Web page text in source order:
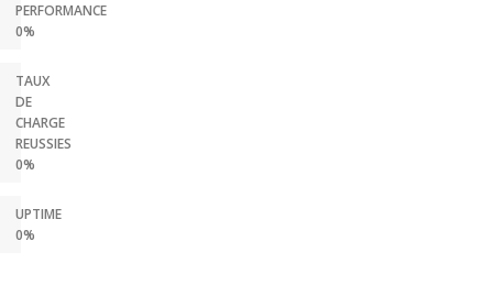
PERFORMANCE
0%
TAUX
DE
CHARGE
REUSSIES
0%
UPTIME
0%